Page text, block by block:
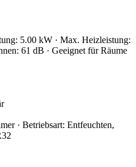
5.00 kW · Max. Heizleistung:
61 dB · Geeignet für Räume
· Betriebsart: Entfeuchten,